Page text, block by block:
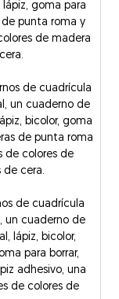
goma para
de punta roma y
de madera
de cuadrícula
un cuaderno de
bicolor, goma
de punta roma
de colores de
de cera.
de cuadrícula
un cuaderno de
lápiz, bicolor,
para borrar,
adhesivo, una
de colores de